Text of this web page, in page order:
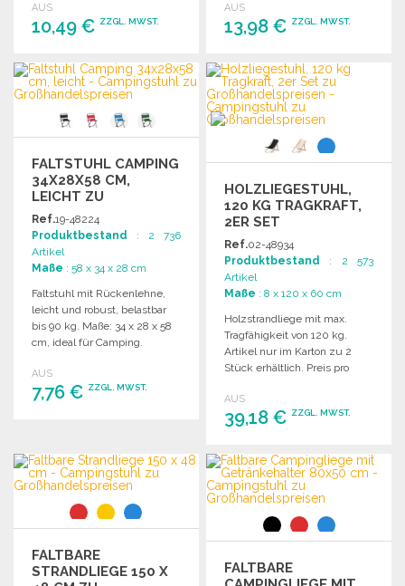
Tragetasche.
AUS
10,49 € ZZGL. MWST.
BESTELLEN
Angebot anfordern
AUS
13,98 € ZZGL. MWST.
BESTELLEN
Angebot anfordern
FALTSTUHL CAMPING
34X28X58 CM,
LEICHT ZU
GROSSHANDELSPREISEN
Ref.19-48224
Produktbestand : 2 736
Artikel
Maße : 58 x 34 x 28 cm
Faltstuhl mit Rückenlehne,
leicht und robust, belastbar
bis 90 kg. Maße: 34 x 28 x 58
cm, ideal für Camping.
AUS
7,76 € ZZGL. MWST.
Angebot anfordern
HOLZLIEGESTUHL,
120 KG TRAGKRAFT,
2ER SET
Ref.02-48934
Produktbestand : 2 573
Artikel
Maße : 8 x 120 x 60 cm
Holzstrandliege mit max.
Tragfähigkeit von 120 kg.
Artikel nur im Karton zu 2
Stück erhältlich. Preis pro
AUS
39,18 € ZZGL. MWST.
BESTELLEN
Angebot anfordern
FALTBARE
STRANDLIEGE 150 X
FALTBARE